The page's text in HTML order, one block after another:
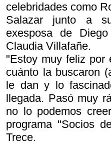
celebridades como
Salazar junto a
exesposa de
Claudia Villafañe.
"Estoy muy feliz por
cuánto la buscaron
le dan y lo
llegada. Pasó muy
no lo podemos
programa "Socios
Trece.